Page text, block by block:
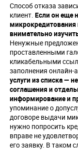
Способ отказа
клиент. Если он еще
микрокредитования
внимательно
Ненужные
проставленными
кликабельными
заполнения онлайн-
услуги из списка —
соглашения и
информирование и
упоминание о
договоре выдачи
нужно попросить
вправе не
его заявку. В таком